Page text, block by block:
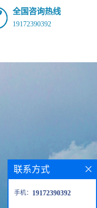
全国咨询热线
19172390392
联系方式
手机： 19172390392